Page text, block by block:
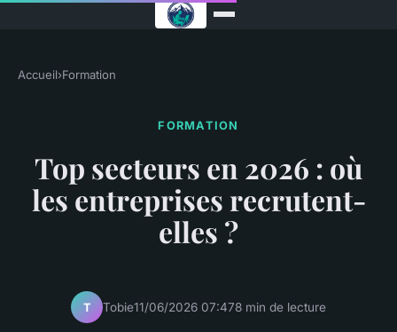
Accueil›Formation
FORMATION
Top secteurs en 2026 : où
les entreprises recrutent-
elles ?
T Tobie11/06/2026 07:478 min de lecture